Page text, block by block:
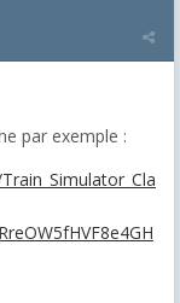
par exemple :